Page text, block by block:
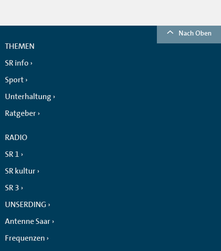
Nach Oben
THEMEN
SR info
Sport
Unterhaltung
Ratgeber
RADIO
SR 1
SR kultur
SR 3
UNSERDING
Antenne Saar
Frequenzen